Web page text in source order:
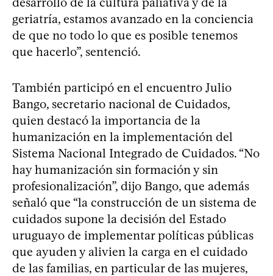
geriatría, estamos avanzado en la conciencia
de que no todo lo que es posible tenemos
que hacerlo”, sentenció.
También participó en el encuentro Julio
Bango, secretario nacional de Cuidados,
quien destacó la importancia de la
humanización en la implementación del
Sistema Nacional Integrado de Cuidados. “No
hay humanización sin formación y sin
profesionalización”, dijo Bango, que además
señaló que “la construcción de un sistema de
cuidados supone la decisión del Estado
uruguayo de implementar políticas públicas
que ayuden y alivien la carga en el cuidado
de las familias, en particular de las mujeres,